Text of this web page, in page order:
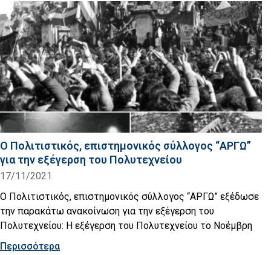
Ο Πολιτιστικός, επιστημονικός σύλλογος “ΑΡΓΩ”
για την εξέγερση του Πολυτεχνείου
17/11/2021
Ο Πολιτιστικός, επιστημονικός σύλλογος “ΑΡΓΩ” εξέδωσε
την παρακάτω ανακοίνωση για την εξέγερση του
Πολυτεχνείου: Η εξέγερση του Πολυτεχνείου το Νοέμβρη
Περισσότερα